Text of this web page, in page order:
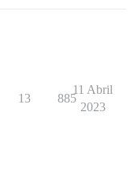
13 885
11 Abril
2023